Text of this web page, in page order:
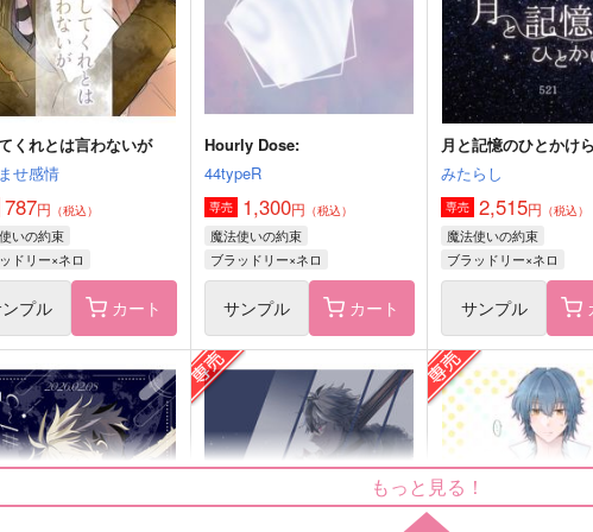
ッドリー×ネロ
プル 作品詳細
ブラッドリー×ネロ
サンプル 作品詳細
ブラッドリー×ネロ
サンプル 作
FLYER
（税込）
恋はタッタララ
abloom
787円（税込）
噂の真相
亜細亜の純情
1,144円（税込）
ブラッドリー
くれとは言わないが
せ感情
787円 （税込）
いの約束
ドリー×ネロ
プル カート
Hourly Dose:
44typeR
専売 1,300円 （税込）
魔法使いの約束
ブラッドリー×ネロ
サンプル カート
月と記憶のひとかけら
みたらし
専売 2,515円 （税込）
魔法使いの約束
ブラッドリー×ネロ
サンプル
もっと見る！